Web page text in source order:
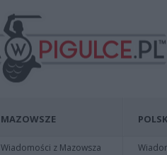
MAZOWSZE
Wiadomości z Mazowsza